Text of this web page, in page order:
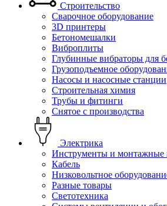
Строительство
Сварочное оборудование
3D принтеры
Бетономешалки
Виброплиты
Глубинные вибраторы для
Грузоподъемное
Насосы и насосные станции
Строительная химия
Трубы и фитинги
Снятое с производства
Электрика
Инструменты и монтажные
Кабель
Низковольтное
Разные товары
Светотехника